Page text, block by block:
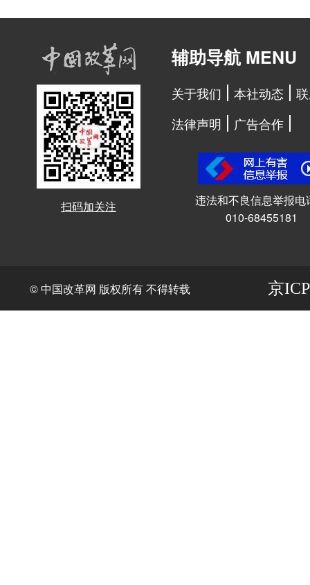
扫码加关注
辅助导航 MENU
关于我们 本社动态
法律声明
广告合作
违法和不良信息举报电
010-68455181
© 中国改革网 版权所有 不得转载 京